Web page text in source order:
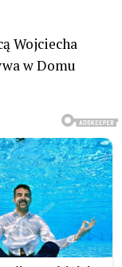
Wojciecha
w Domu